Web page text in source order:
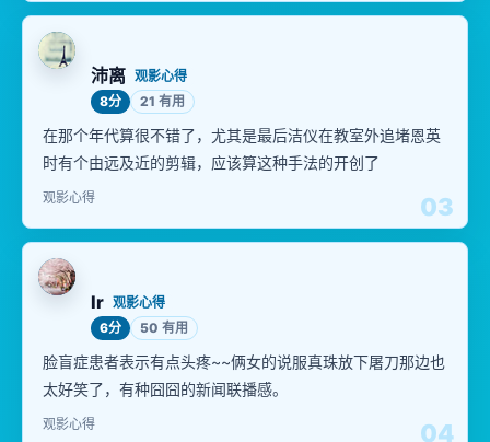
03
沛离 观影心得
8分
21 有用
在那个年代算很不错了，尤其是最后洁仪在教室外追堵恩英
时有个由远及近的剪辑，应该算这种手法的开创了
观影心得
04
Ir 观影心得
6分
50 有用
脸盲症患者表示有点头疼~~俩女的说服真珠放下屠刀那边也
太好笑了，有种囧囧的新闻联播感。
观影心得